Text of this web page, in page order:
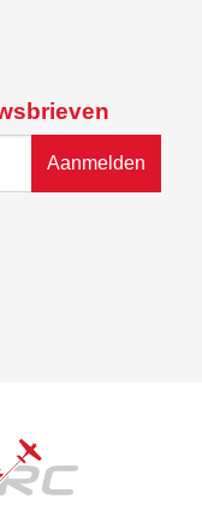
Aanmelden